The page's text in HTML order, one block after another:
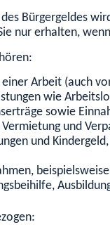
Bürgergeldes
nur erhalten,
einer Arbeit (auch
wie
sowie
Vermietung und
und Kindergeld,